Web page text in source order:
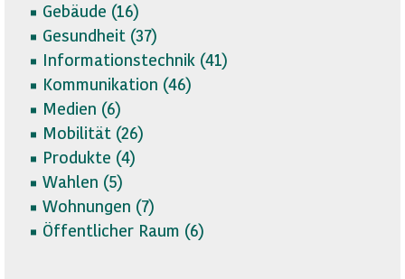
Gebäude (16)
Gesundheit (37)
Informationstechnik (41)
Kommunikation (46)
Medien (6)
Mobilität (26)
Produkte (4)
Wahlen (5)
Wohnungen (7)
Öffentlicher Raum (6)